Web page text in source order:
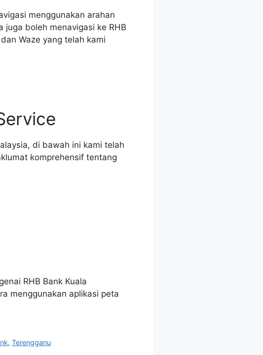
menggunakan arahan
boleh menavigasi ke RHB
Waze yang telah kami
di bawah ini kami telah
komprehensif tentang
RHB Bank Kuala
menggunakan aplikasi peta
,Terengganu